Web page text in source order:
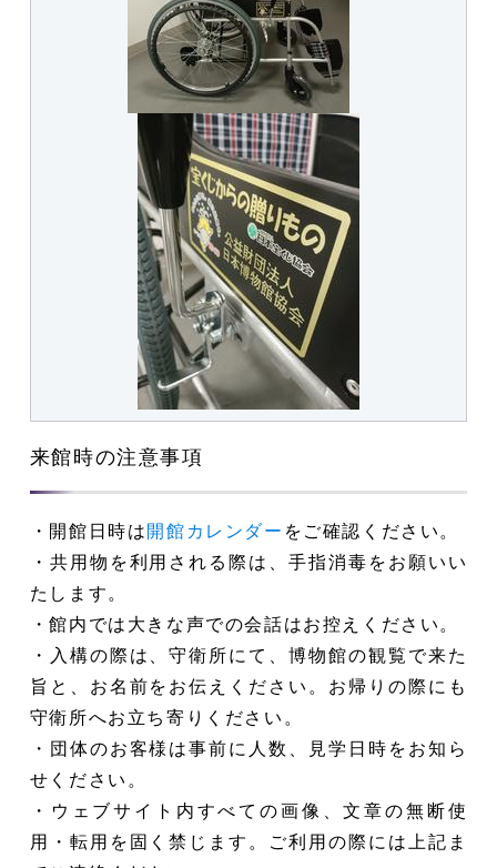
来館時の注意事項
・開館日時は 開館カレンダー をご確認ください。
・共用物を利用される際は、手指消毒をお願いい
たします。
・館内では大きな声での会話はお控えください。
・入構の際は、守衛所にて、博物館の観覧で来た
旨と、お名前をお伝えください。お帰りの際にも
守衛所へお立ち寄りください。
・団体のお客様は事前に人数、見学日時をお知ら
せください。
・ウェブサイト内すべての画像、文章の無断使
用・転用を固く禁じます。ご利用の際には上記ま